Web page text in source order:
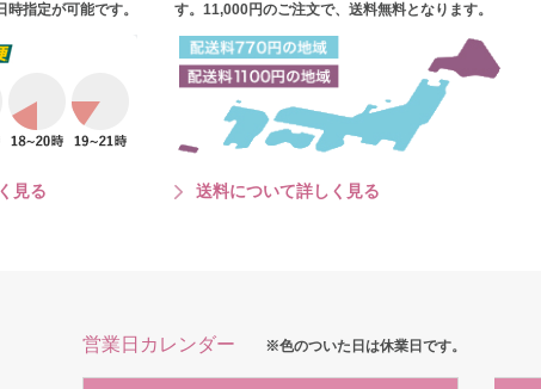
指定が可能です。
見る
す。11,000円のご注文で、送料無料となります。
送料について詳しく見る
営業日カレンダー ※色のついた日は休業日です。